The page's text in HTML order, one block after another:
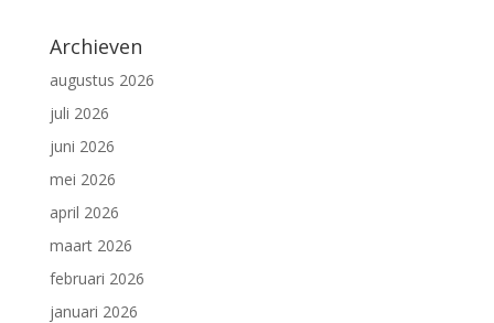
Archieven
augustus 2026
juli 2026
juni 2026
mei 2026
april 2026
maart 2026
februari 2026
januari 2026